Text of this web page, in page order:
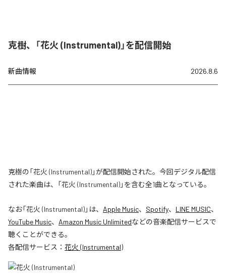
克樹、「花火 (Instrumental)」を配信開始
新曲情報 2026.8.6
克樹の「花火 (Instrumental)」が配信開始された。今回デジタル配信
された楽曲は、「花火 (Instrumental)」を含む全1曲となっている。
なお「花火 (Instrumental)」は、 Apple Music、 Spotify、 LINE MUSIC、
YouTube Music、 Amazon Music Unlimitedなどの音楽配信サービスで
聴くことができる。
各配信サービス： 花火 (Instrumental)